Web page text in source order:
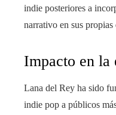
indie posteriores a
narrativo en sus propias
Impacto en la
Lana del Rey ha sido
indie pop a públicos